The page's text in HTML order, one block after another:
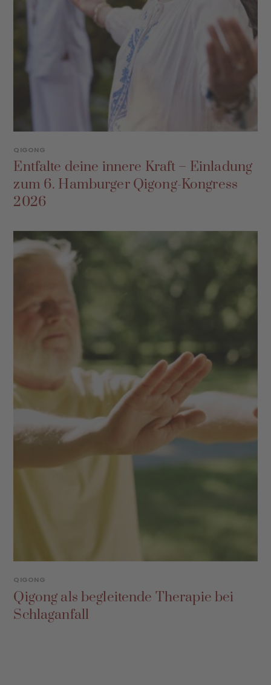
QIGONG
Entfalte deine innere Kraft – Einladung
zum 6. Hamburger Qigong-Kongress
2026
QIGONG
Qigong als begleitende Therapie bei
Schlaganfall